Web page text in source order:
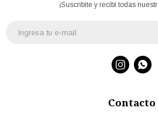
Contacto
¡Suscribite y recibí todas
 